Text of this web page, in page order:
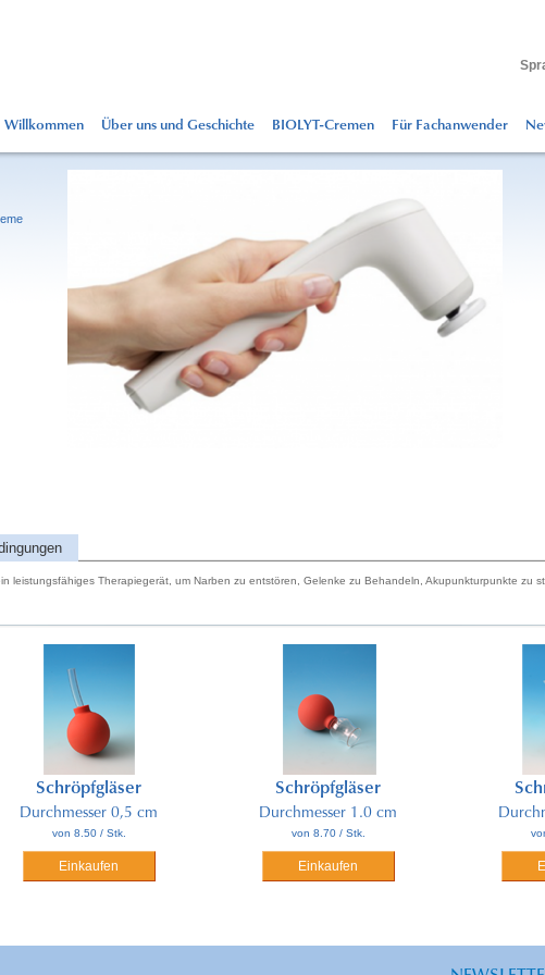
Willkommen Über uns und Geschichte BIOLYT-Cremen Für Fachanwender
leistungsfähiges Therapiegerät, um Narben zu entstören, Gelenke zu Behandeln, Akupunkturpunkte zu
0,5 cm
Schröpfgläser
Durchmesser 1.0 cm
Schröpfgläser
Durchmesser 2.0 cm